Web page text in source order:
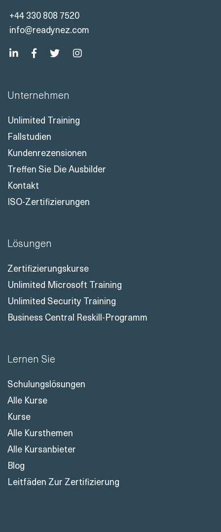
+44 330 808 7520
info@readynez.com
Unternehmen
Unlimited Training
Fallstudien
Kundenrezensionen
Treffen Sie Die Ausbilder
Kontakt
ISO-Zertifizierungen
Lösungen
Zertifizierungskurse
Unlimited Microsoft Training
Unlimited Security Training
Business Central Reskill-Programm
Lernen Sie
Schulungslösungen
Alle Kurse
Kurse
Alle Kursthemen
Alle Kursanbieter
Blog
Leitfäden Zur Zertifizierung